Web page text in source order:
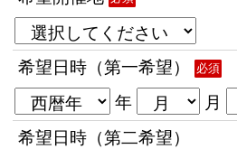
希望日時（第一希望） 必須
年 月
希望日時（第二希望）